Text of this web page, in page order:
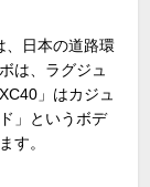
、日本の道路環
は、ラグジュ
」はカジュ
」というボデ
す。